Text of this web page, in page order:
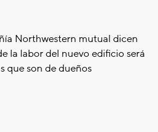
Northwestern mutual dicen
la labor del nuevo edificio será
que son de dueños